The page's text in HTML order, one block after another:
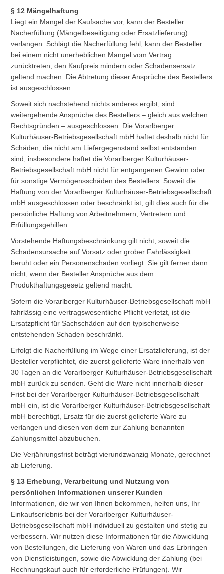
§ 12 Mängelhaftung
Liegt ein Mangel der Kaufsache vor, kann der Besteller
Nacherfüllung (Mängelbeseitigung oder Ersatzlieferung)
verlangen. Schlägt die Nacherfüllung fehl, kann der Besteller
bei einem nicht unerheblichen Mangel vom Vertrag
zurücktreten, den Kaufpreis mindern oder Schadensersatz
geltend machen. Die Abtretung dieser Ansprüche des Bestellers
ist ausgeschlossen.
Soweit sich nachstehend nichts anderes ergibt, sind
weitergehende Ansprüche des Bestellers – gleich aus welchen
Rechtsgründen – ausgeschlossen. Die Vorarlberger
Kulturhäuser-Betriebsgesellschaft mbH haftet deshalb nicht für
Schäden, die nicht am Liefergegenstand selbst entstanden
sind; insbesondere haftet die Vorarlberger Kulturhäuser-
Betriebsgesellschaft mbH nicht für entgangenen Gewinn oder
für sonstige Vermögensschäden des Bestellers. Soweit die
Haftung von der Vorarlberger Kulturhäuser-Betriebsgesellschaft
mbH ausgeschlossen oder beschränkt ist, gilt dies auch für die
persönliche Haftung von Arbeitnehmern, Vertretern und
Erfüllungsgehilfen.
Vorstehende Haftungsbeschränkung gilt nicht, soweit die
Schadensursache auf Vorsatz oder grober Fahrlässigkeit
beruht oder ein Personenschaden vorliegt. Sie gilt ferner dann
nicht, wenn der Besteller Ansprüche aus dem
Produkthaftungsgesetz geltend macht.
Sofern die Vorarlberger Kulturhäuser-Betriebsgesellschaft mbH
fahrlässig eine vertragswesentliche Pflicht verletzt, ist die
Ersatzpflicht für Sachschäden auf den typischerweise
entstehenden Schaden beschränkt.
Erfolgt die Nacherfüllung im Wege einer Ersatzlieferung, ist der
Besteller verpflichtet, die zuerst gelieferte Ware innerhalb von
30 Tagen an die Vorarlberger Kulturhäuser-Betriebsgesellschaft
mbH zurück zu senden. Geht die Ware nicht innerhalb dieser
Frist bei der Vorarlberger Kulturhäuser-Betriebsgesellschaft
mbH ein, ist die Vorarlberger Kulturhäuser-Betriebsgesellschaft
mbH berechtigt, Ersatz für die zuerst gelieferte Ware zu
verlangen und diesen von dem zur Zahlung benannten
Zahlungsmittel abzubuchen.
Die Verjährungsfrist beträgt vierundzwanzig Monate, gerechnet
ab Lieferung.
§ 13 Erhebung, Verarbeitung und Nutzung von
persönlichen Informationen unserer Kunden
Informationen, die wir von Ihnen bekommen, helfen uns, Ihr
Einkaufserlebnis bei der Vorarlberger Kulturhäuser-
Betriebsgesellschaft mbH individuell zu gestalten und stetig zu
verbessern. Wir nutzen diese Informationen für die Abwicklung
von Bestellungen, die Lieferung von Waren und das Erbringen
von Dienstleistungen, sowie die Abwicklung der Zahlung (bei
Rechnungskauf auch für erforderliche Prüfungen). Wir